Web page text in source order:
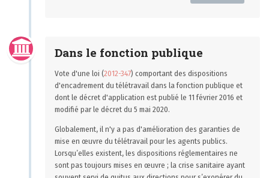
Dans le fonction publique
Vote d'une loi (2012-347) comportant des dispositions
d'encadrement du télétravail dans la fonction publique et
dont le décret d'application est publié le 11 février 2016 et
modifié par le décret du 5 mai 2020.
Globalement, il n'y a pas d'amélioration des garanties de
mise en œuvre du télétravail pour les agents publics.
Lorsqu’elles existent, les dispositions réglementaires ne
sont pas toujours mises en œuvre ; la crise sanitaire ayant